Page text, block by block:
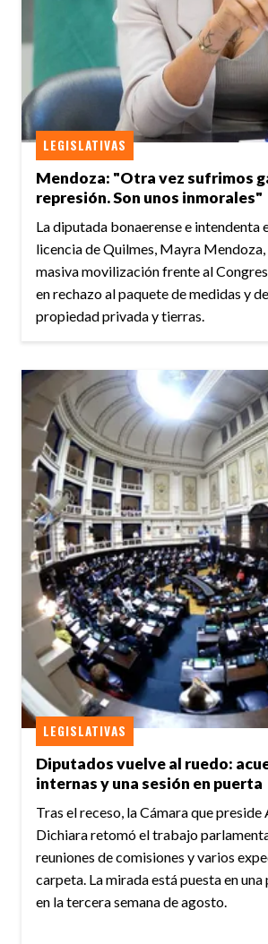
Mendoza: "Otra vez sufrimos
represión. Son unos inmorales"
LEGISLATIVAS
La diputada bonaerense e intendenta
licencia de Quilmes, Mayra
masiva movilización frente al
en rechazo al paquete de medidas y
propiedad privada y tierras.
Diputados vuelve al ruedo:
internas y una sesión en puerta
LEGISLATIVAS
Tras el receso, la Cámara que
Dichiara retomó el trabajo
reuniones de comisiones y varios
carpeta. La mirada está puesta en
en la tercera semana de agosto.